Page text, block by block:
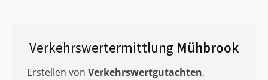
Verkehrswertermittlung Mühbrook
Erstellen von Verkehrswertgutachten,